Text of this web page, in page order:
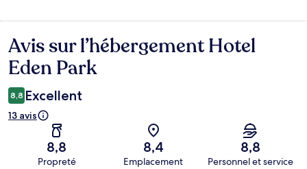
Avis
Avis sur l’hébergement Hotel
Eden Park
8,8 Excellent
13 avis
8,8
Propreté
8,4
Emplacement
8,8
Personnel et service